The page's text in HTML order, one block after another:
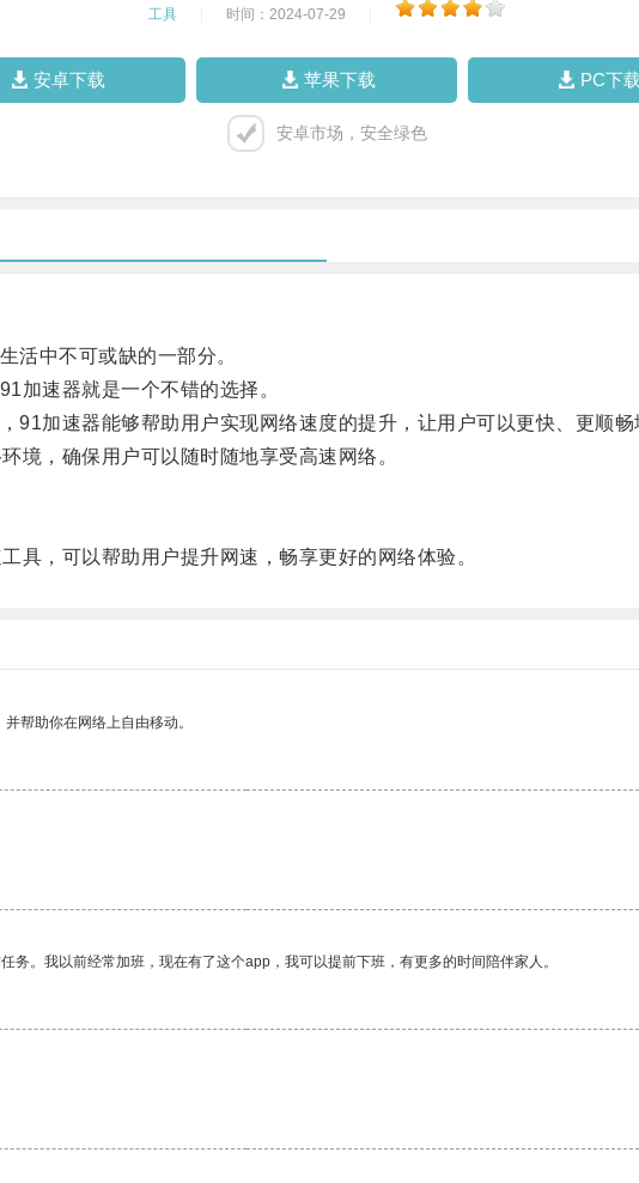
工具 时间：2024-07-29
安卓下载 苹果下载 PC下载
安卓市场，安全绿色
中不可或缺的一部分。
速器就是一个不错的选择。
加速器能够帮助用户实现网络速度的提升，让用户可以更快、更顺畅
，确保用户可以随时随地享受高速网络。
，可以帮助用户提升网速，畅享更好的网络体验。
帮助你在网络上自由移动。
。我以前经常加班，现在有了这个app，我可以提前下班，有更多的时间陪伴家人。